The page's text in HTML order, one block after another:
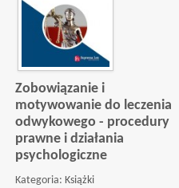
Zobowiązanie i
motywowanie do leczenia
odwykowego - procedury
prawne i działania
psychologiczne
Kategoria:Książki